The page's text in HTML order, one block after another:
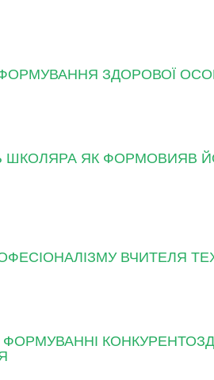
ЗДОРОВОЇ
ШКОЛЯРА ЯК ФОРМОВИЯВ
ВЧИТЕЛЯ